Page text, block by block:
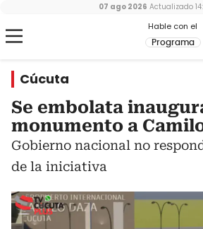
Hable con el
Programa
07 ago 2026 Actualizado
Cúcuta
Se embolata
monumento a
Gobierno nacional no
de la iniciativa